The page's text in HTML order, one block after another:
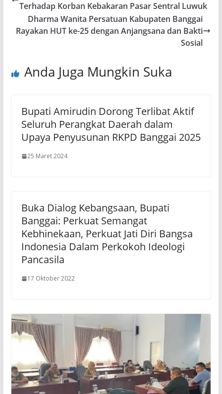
Terhadap Korban Kebakaran Pasar Sentral Luwuk
Dharma Wanita Persatuan Kabupaten Banggai
Rayakan HUT ke-25 dengan Anjangsana dan Bakti
Sosial
Anda Juga Mungkin Suka
Bupati Amirudin Dorong Terlibat Aktif
Seluruh Perangkat Daerah dalam
Upaya Penyusunan RKPD Banggai 2025
25 Maret 2024
Buka Dialog Kebangsaan, Bupati
Banggai: Perkuat Semangat
Kebhinekaan, Perkuat Jati Diri Bangsa
Indonesia Dalam Perkokoh Ideologi
Pancasila
17 Oktober 2022